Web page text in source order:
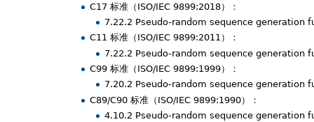
C17 标准（ISO/IEC 9899:2018）：
7.22.2 Pseudo-random sequence generation
C11 标准（ISO/IEC 9899:2011）：
7.22.2 Pseudo-random sequence generation
C99 标准（ISO/IEC 9899:1999）：
7.20.2 Pseudo-random sequence generation
C89/C90 标准（ISO/IEC 9899:1990）：
4.10.2 Pseudo-random sequence generation